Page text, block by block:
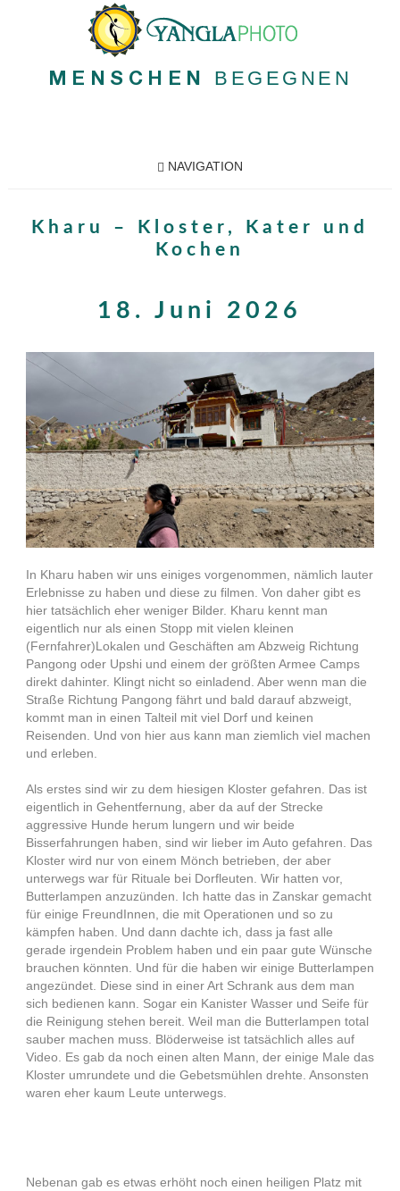
MENSCHEN BEGEGNEN
NAVIGATION
Kharu – Kloster, Kater und
Kochen
18. Juni 2026
In Kharu haben wir uns einiges vorgenommen, nämlich lauter
Erlebnisse zu haben und diese zu filmen. Von daher gibt es
hier tatsächlich eher weniger Bilder. Kharu kennt man
eigentlich nur als einen Stopp mit vielen kleinen
(Fernfahrer)Lokalen und Geschäften am Abzweig Richtung
Pangong oder Upshi und einem der größten Armee Camps
direkt dahinter. Klingt nicht so einladend. Aber wenn man die
Straße Richtung Pangong fährt und bald darauf abzweigt,
kommt man in einen Talteil mit viel Dorf und keinen
Reisenden. Und von hier aus kann man ziemlich viel machen
und erleben.
Als erstes sind wir zu dem hiesigen Kloster gefahren. Das ist
eigentlich in Gehentfernung, aber da auf der Strecke
aggressive Hunde herum lungern und wir beide
Bisserfahrungen haben, sind wir lieber im Auto gefahren. Das
Kloster wird nur von einem Mönch betrieben, der aber
unterwegs war für Rituale bei Dorfleuten. Wir hatten vor,
Butterlampen anzuzünden. Ich hatte das in Zanskar gemacht
für einige FreundInnen, die mit Operationen und so zu
kämpfen haben. Und dann dachte ich, dass ja fast alle
gerade irgendein Problem haben und ein paar gute Wünsche
brauchen könnten. Und für die haben wir einige Butterlampen
angezündet. Diese sind in einer Art Schrank aus dem man
sich bedienen kann. Sogar ein Kanister Wasser und Seife für
die Reinigung stehen bereit. Weil man die Butterlampen total
sauber machen muss. Blöderweise ist tatsächlich alles auf
Video. Es gab da noch einen alten Mann, der einige Male das
Kloster umrundete und die Gebetsmühlen drehte. Ansonsten
waren eher kaum Leute unterwegs.
Nebenan gab es etwas erhöht noch einen heiligen Platz mit